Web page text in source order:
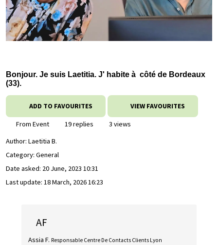
Bonjour. Je suis Laetitia. J' habite à côté de Bordeaux
(33).
ADD TO FAVOURITES VIEW FAVOURITES
From Event 19 replies
3 views
Author: Laetitia B.
Category: General
Date asked: 20 June, 2023 10:31
Last update: 18 March, 2026 16:23
AF
Assia F. Responsable Centre De Contacts Clients Lyon